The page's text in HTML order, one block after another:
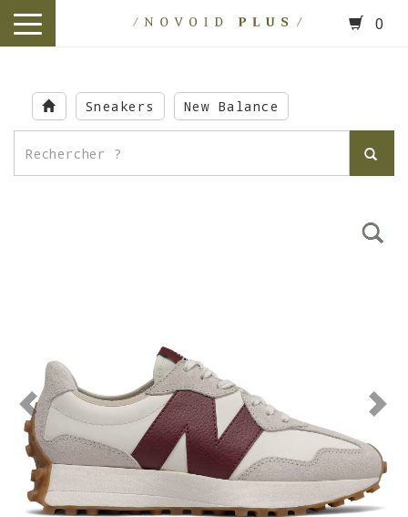
main
content
toggle
0
Sneakers New Balance